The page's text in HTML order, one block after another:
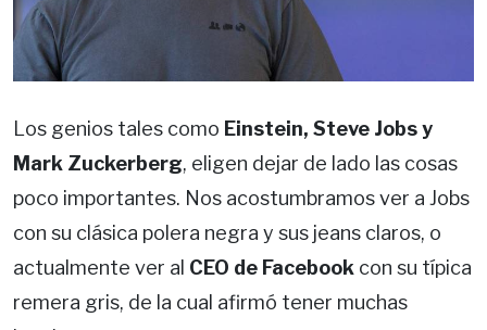
Los genios tales como Einstein, Steve Jobs y
Mark Zuckerberg, eligen dejar de lado las cosas
poco importantes. Nos acostumbramos ver a Jobs
con su clásica polera negra y sus jeans claros, o
actualmente ver al CEO de Facebook con su típica
remera gris, de la cual afirmó tener muchas